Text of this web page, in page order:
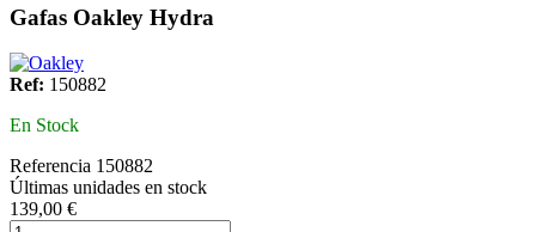
Gafas Oakley Hydra
Ref: 150882
En Stock
Referencia 150882
Últimas unidades en stock
139,00 €